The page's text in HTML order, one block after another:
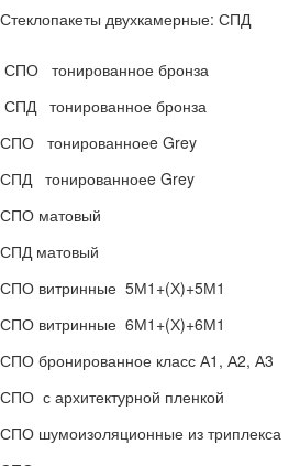
Стеклопакеты двухкамерные: СПД
СПО тонированное бронза
СПД тонированное бронза
СПО тонированноеe Grey
СПД тонированноеe Grey
СПО матовый
СПД матовый
СПО витринные 5М1+(Х)+5М1
СПО витринные 6М1+(Х)+6М1
СПО бронированное класс А1, А2, А3
СПО с архитектурной пленкой
СПО шумоизоляционные из триплекса